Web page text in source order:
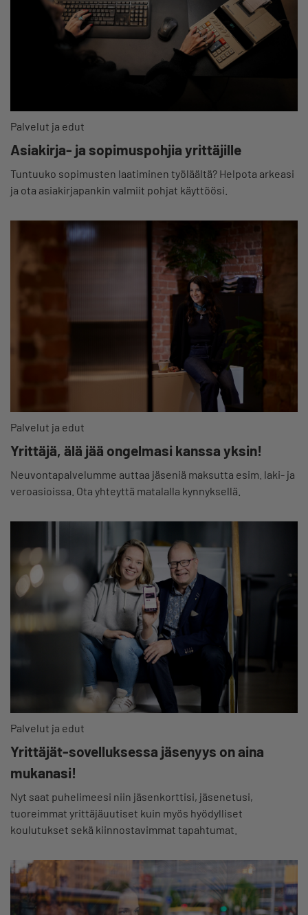
Palvelut ja edut
Asiakirja- ja sopimuspohjia yrittäjille
Tuntuuko sopimusten laatiminen työläältä? Helpota arkeasi
ja ota asiakirjapankin valmiit pohjat käyttöösi.
Palvelut ja edut
Yrittäjä, älä jää ongelmasi kanssa yksin!
Neuvontapalvelumme auttaa jäseniä maksutta esim. laki- ja
veroasioissa. Ota yhteyttä matalalla kynnyksellä.
Palvelut ja edut
Yrittäjät-sovelluksessa jäsenyys on aina
mukanasi!
Nyt saat puhelimeesi niin jäsenkorttisi, jäsenetusi,
tuoreimmat yrittäjäuutiset kuin myös hyödylliset
koulutukset sekä kiinnostavimmat tapahtumat.